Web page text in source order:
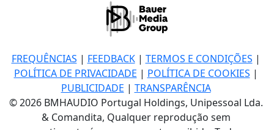
FREQUÊNCIAS | FEEDBACK| TERMOS E CONDIÇÕES |
POLÍTICA DE PRIVACIDADE | POLÍTICA DE COOKIES |
PUBLICIDADE | TRANSPARÊNCIA
© 2026 BMHAUDIO Portugal Holdings, Unipessoal Lda.
& Comandita, Qualquer reprodução sem